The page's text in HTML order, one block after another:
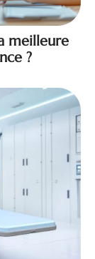
meilleure
?